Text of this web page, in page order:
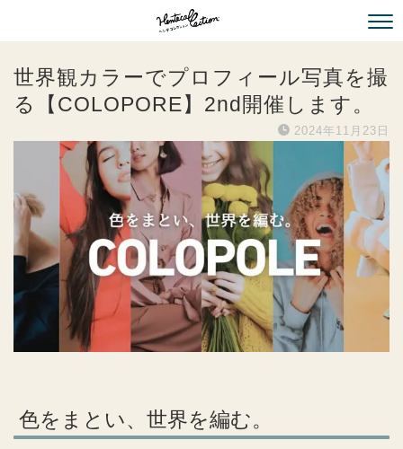
世界観カラーでプロフィール写真を撮
る【COLOPORE】2nd開催します。
2024年11月23日
色をまとい、世界を編む。